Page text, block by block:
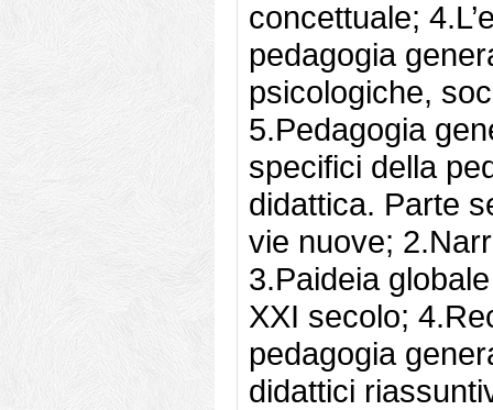
concettuale;
pedagogia
psicologiche,
5.Pedagogia
specifici della
didattica. Parte
vie nuove;
3.Paideia
XXI secolo;
pedagogia
didattici